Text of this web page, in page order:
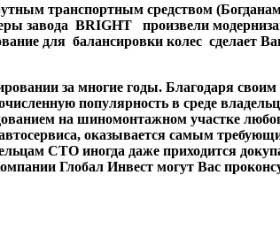
транспортным средством
завода BRIGHT произвели
для балансировки колес сделает
за многие годы. Благодаря
популярность в среде
на шиномонтажном участке
оказывается самым
СТО иногда даже приходится
Глобал Инвест могут Вас